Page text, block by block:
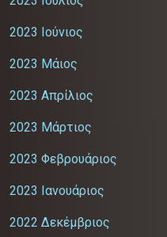
2023 Ιούνιος
2023 Μάιος
2023 Απρίλιος
2023 Μάρτιος
2023 Φεβρουάριος
2023 Ιανουάριος
2022 Δεκέμβριος